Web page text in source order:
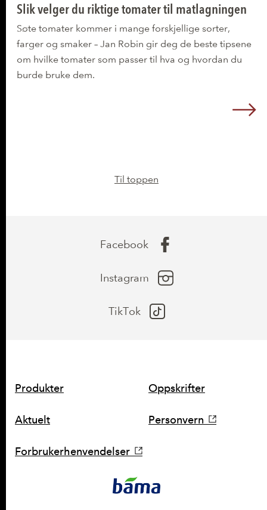
Slik velger du riktige tomater til matlagningen
Søte tomater kommer i mange forskjellige sorter,
farger og smaker – Jan Robin gir deg de beste tipsene
om hvilke tomater som passer til hva og hvordan du
burde bruke dem.
Til toppen
Facebook
Instagram
TikTok
SNARVEIER
Produkter Oppskrifter
Aktuelt Personvern
Forbrukerhenvendelser